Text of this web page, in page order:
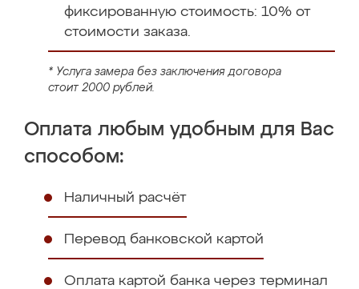
фиксированную стоимость: 10% от
стоимости заказа.
* Услуга замера без заключения договора
стоит 2000 рублей.
Оплата любым удобным для Вас
способом:
Наличный расчёт
Перевод банковской картой
Оплата картой банка через терминал